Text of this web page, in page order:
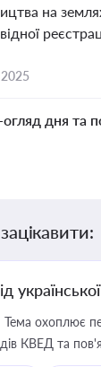
на
дня та
Тема охоплює
КВЕД та